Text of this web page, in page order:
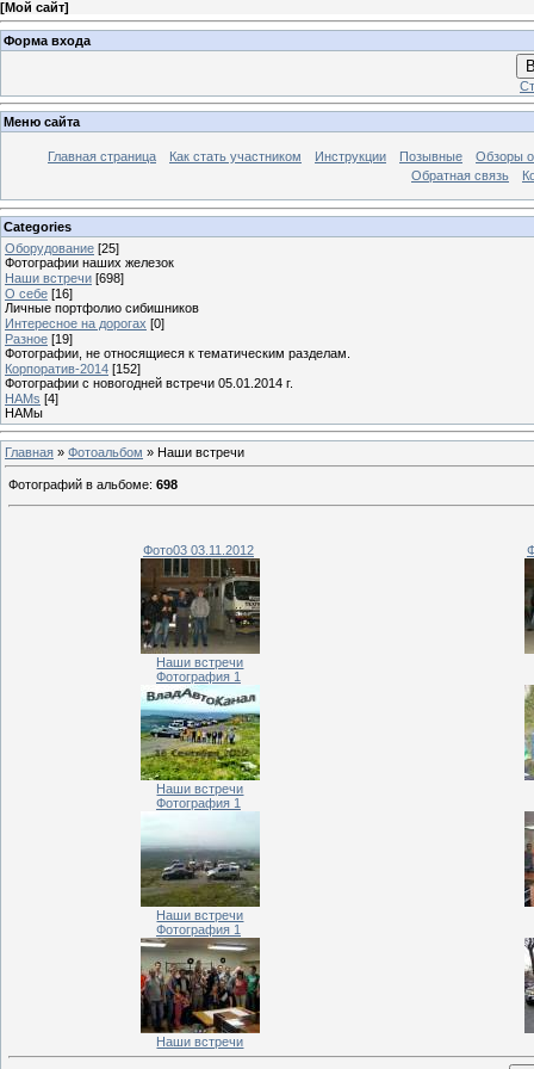
[Мой сайт]
Форма входа
Меню сайта
Главная страница Как стать участником Инструкции Позывные
Обзоры
Обратная связь
Categories
Оборудование [25]
Фотографии наших железок
Наши встречи [698]
О себе [16]
Личные портфолио сибишников
Интересное на дорогах [0]
Разное [19]
Фотографии, не относящиеся к тематическим разделам.
Корпоратив-2014 [152]
Фотографии с новогодней встречи 05.01.2014 г.
HAMs [4]
HAMы
Главная » Фотоальбом » Наши встречи
Фотографий в альбоме: 698
Фото03 03.11.2012
Наши встречи
Фотография 1
Наши встречи
Фотография 1
Наши встречи
Фотография 1
Наши встречи